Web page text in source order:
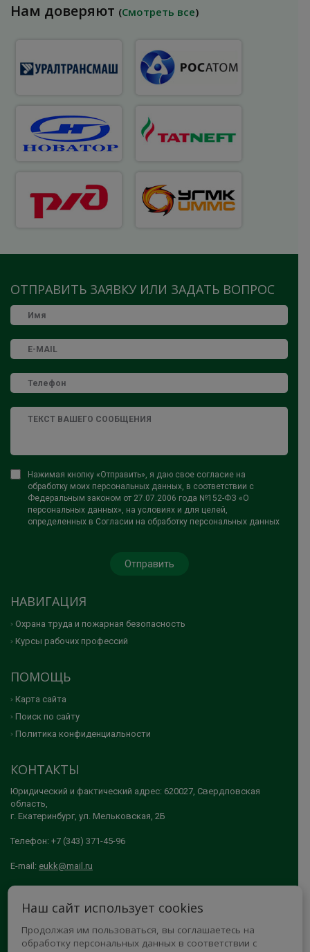
Нам доверяют (Смотреть все)
ОТПРАВИТЬ ЗАЯВКУ ИЛИ ЗАДАТЬ ВОПРОС
Нажимая кнопку «Отправить», я даю свое согласие на
обработку моих персональных данных, в соответствии с
Федеральным законом от 27.07.2006 года №152-ФЗ «О
персональных данных», на условиях и для целей,
определенных в Согласии на обработку персональных данных
НАВИГАЦИЯ
Охрана труда и пожарная безопасность
Курсы рабочих профессий
ПОМОЩЬ
Карта сайта
Поиск по сайту
Политика конфиденциальности
КОНТАКТЫ
Юридический и фактический адрес: 620027, Свердловская
область,
г. Екатеринбург, ул. Мельковская, 2Б
Телефон: +7 (343) 371-45-96
E-mail: eukk@mail.ru
КОМБИНАТ"
МЫ В СОЦСЕТЯХ
Наш сайт использует cookies
Продолжая им пользоваться, вы соглашаетесь на
обработку персональных данных в соответствии с